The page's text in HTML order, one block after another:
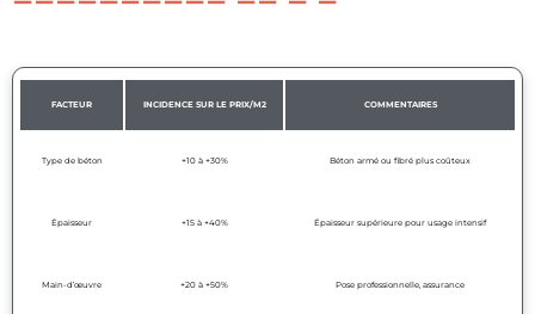
FACTEUR INCIDENCE SUR LE PRIX/M2 COMMENTAIRES
Type de béton +10 à +30% Béton armé ou fibré plus coûteux
Épaisseur +15 à +40% Épaisseur supérieure pour usage intensif
Main-d’œuvre +20 à +50% Pose professionnelle, assurance